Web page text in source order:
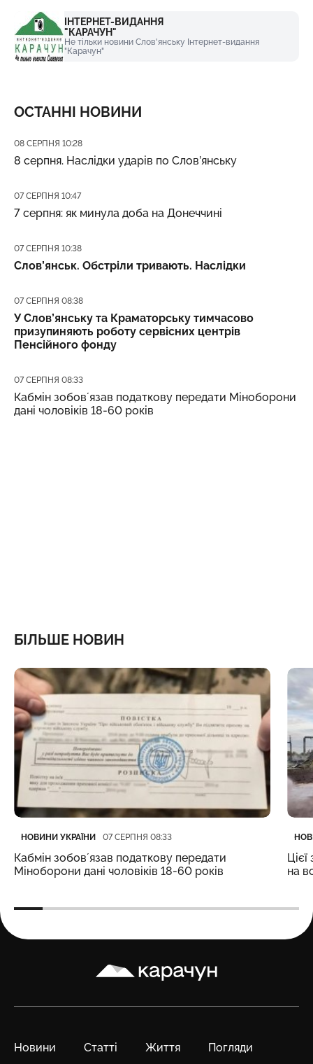
ІНТЕРНЕТ-ВИДАННЯ
"КАРАЧУН"
Не тільки новини Слов'янську Інтернет-видання
"Карачун"
ОСТАННІ НОВИНИ
Дата публікації
08 СЕРПНЯ 10:28
8 серпня. Наслідки ударів по Слов’янську
Дата публікації
07 СЕРПНЯ 10:47
7 серпня: як минула доба на Донеччині
Дата публікації
07 СЕРПНЯ 10:38
Слов’янськ. Обстріли тривають. Наслідки
Дата публікації
07 СЕРПНЯ 08:38
У Слов’янську та Краматорську тимчасово
призупиняють роботу сервісних центрів
Пенсійного фонду
Дата публікації
07 СЕРПНЯ 08:33
Кабмін зобовʼязав податкову передати Міноборони
дані чоловіків 18-60 років
БІЛЬШЕ НОВИН
Категорія
НОВИНИ УКРАЇНИ
Дата публікації 07 СЕРПНЯ 08:33
Кабмін зобовʼязав податкову передати
Міноборони дані чоловіків 18-60 років
на
Карачун
Новини Статті Життя Погляди